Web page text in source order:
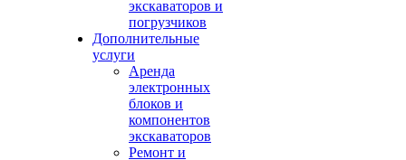
экскаваторов и
погрузчиков
Дополнительные
услуги
Аренда
электронных
блоков и
компонентов
экскаваторов
Ремонт и